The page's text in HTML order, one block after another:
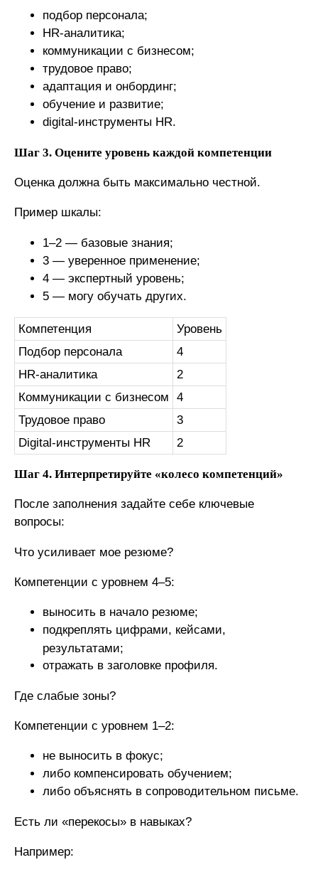
подбор персонала;
HR-аналитика;
коммуникации с бизнесом;
трудовое право;
адаптация и онбординг;
обучение и развитие;
digital-инструменты HR.
Шаг 3. Оцените уровень каждой компетенции
Оценка должна быть максимально честной.
Пример шкалы:
1–2 — базовые знания;
3 — уверенное применение;
4 — экспертный уровень;
5 — могу обучать других.
Компетенция
Уровень
Подбор персонала
4
HR-аналитика
2
Коммуникации с бизнесом 4
Трудовое право
3
Digital-инструменты HR
2
Шаг 4. Интерпретируйте «колесо компетенций»
После заполнения задайте себе ключевые
вопросы:
Что усиливает мое резюме?
Компетенции с уровнем 4–5:
выносить в начало резюме;
подкреплять цифрами, кейсами,
результатами;
отражать в заголовке профиля.
Где слабые зоны?
Компетенции с уровнем 1–2:
не выносить в фокус;
либо компенсировать обучением;
либо объяснять в сопроводительном письме.
Есть ли «перекосы» в навыках?
Например: